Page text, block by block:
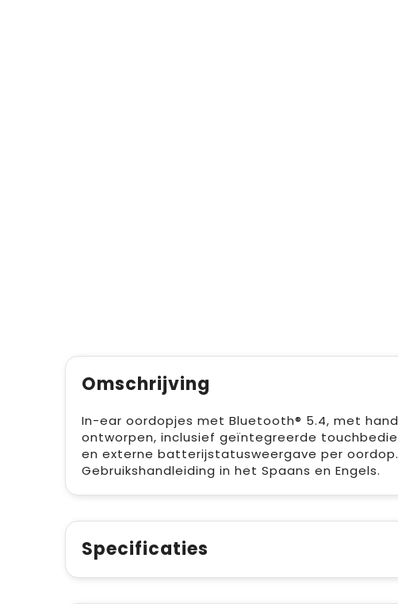
Omschrijving
In-ear oordopjes met Bluetooth® 5.4, met
ontworpen, inclusief geïntegreerde
en externe batterijstatusweergave per
Gebruikshandleiding in het Spaans en Engels.
Specificaties